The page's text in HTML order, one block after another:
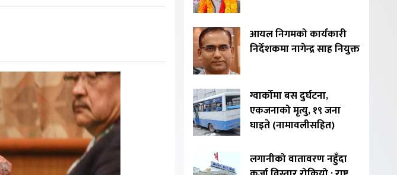
आयल निगमको कार्यकारी
निर्देशकमा नागेन्द्र साह नियुक्त
ग्वार्कोमा बस दुर्घटना,
एकजनाको मृत्यु, १९ जना
घाइते (नामावलीसहित)
लगानीको वातावरण नहुँदा